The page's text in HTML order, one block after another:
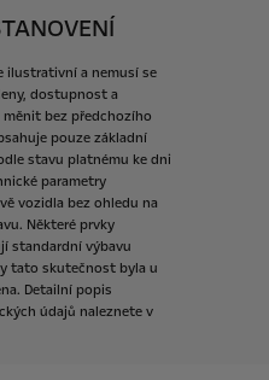
ilustrativní a nemusí se
dostupnost a
měnit bez předchozího
pouze základní
stavu platnému ke dni
parametry
vozidla bez ohledu na
Některé prvky
standardní výbavu
tato skutečnost byla u
Detailní popis
údajů naleznete v